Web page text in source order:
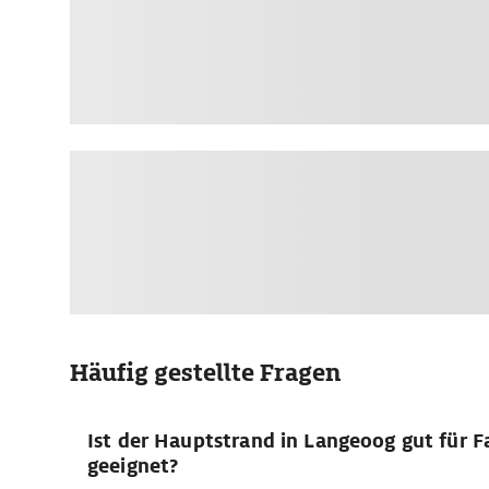
Häufig gestellte Fragen
Ist der Hauptstrand in Langeoog gut für
geeignet?